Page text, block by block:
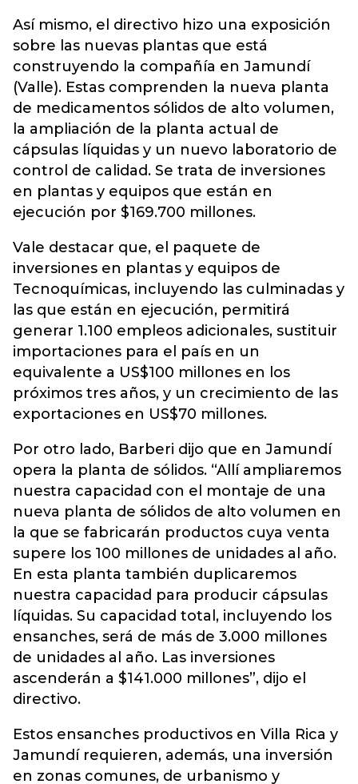
Así mismo, el directivo hizo una exposición
sobre las nuevas plantas que está
construyendo la compañía en Jamundí
(Valle). Estas comprenden la nueva planta
de medicamentos sólidos de alto volumen,
la ampliación de la planta actual de
cápsulas líquidas y un nuevo laboratorio de
control de calidad. Se trata de inversiones
en plantas y equipos que están en
ejecución por $169.700 millones.
Vale destacar que, el paquete de
inversiones en plantas y equipos de
Tecnoquímicas, incluyendo las culminadas y
las que están en ejecución, permitirá
generar 1.100 empleos adicionales, sustituir
importaciones para el país en un
equivalente a US$100 millones en los
próximos tres años, y un crecimiento de las
exportaciones en US$70 millones.
Por otro lado, Barberi dijo que en Jamundí
opera la planta de sólidos. “Allí ampliaremos
nuestra capacidad con el montaje de una
nueva planta de sólidos de alto volumen en
la que se fabricarán productos cuya venta
supere los 100 millones de unidades al año.
En esta planta también duplicaremos
nuestra capacidad para producir cápsulas
líquidas. Su capacidad total, incluyendo los
ensanches, será de más de 3.000 millones
de unidades al año. Las inversiones
ascenderán a $141.000 millones”, dijo el
directivo.
Estos ensanches productivos en Villa Rica y
Jamundí requieren, además, una inversión
en zonas comunes, de urbanismo y